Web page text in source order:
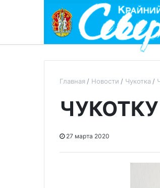
Главная Новости Чукотка
27 марта 2020